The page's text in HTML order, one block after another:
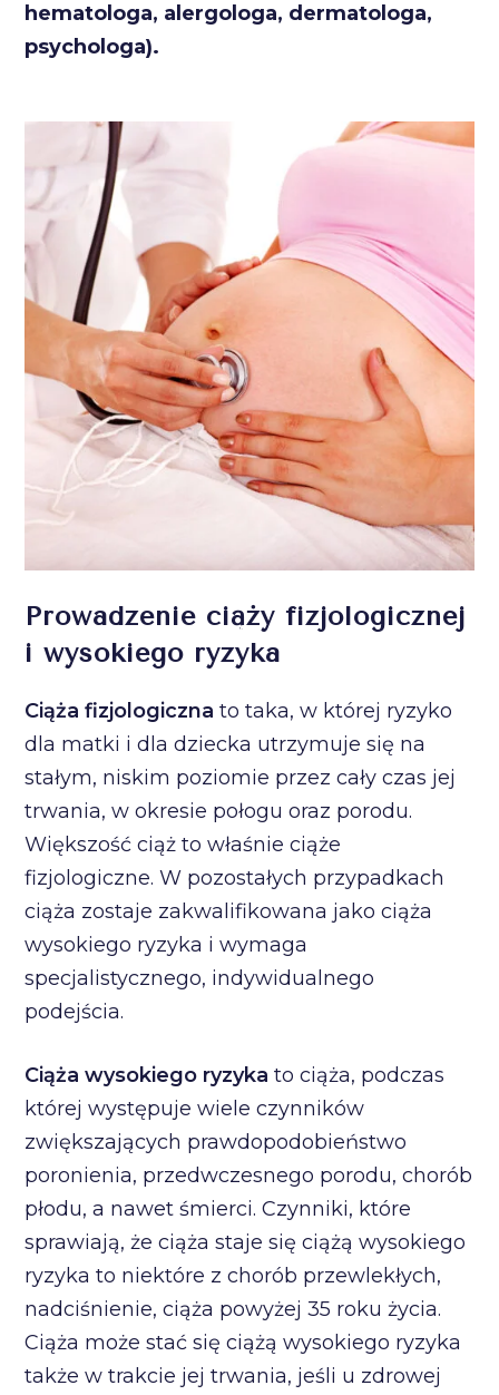
hematologa, alergologa, dermatologa,
psychologa).
Prowadzenie ciąży fizjologicznej
i wysokiego ryzyka
Ciąża fizjologiczna to taka, w której ryzyko
dla matki i dla dziecka utrzymuje się na
stałym, niskim poziomie przez cały czas jej
trwania, w okresie połogu oraz porodu.
Większość ciąż to właśnie ciąże
fizjologiczne. W pozostałych przypadkach
ciąża zostaje zakwalifikowana jako ciąża
wysokiego ryzyka i wymaga
specjalistycznego, indywidualnego
podejścia.
Ciąża wysokiego ryzyka to ciąża, podczas
której występuje wiele czynników
zwiększających prawdopodobieństwo
poronienia, przedwczesnego porodu, chorób
płodu, a nawet śmierci. Czynniki, które
sprawiają, że ciąża staje się ciążą wysokiego
ryzyka to niektóre z chorób przewlekłych,
nadciśnienie, ciąża powyżej 35 roku życia.
Ciąża może stać się ciążą wysokiego ryzyka
także w trakcie jej trwania, jeśli u zdrowej